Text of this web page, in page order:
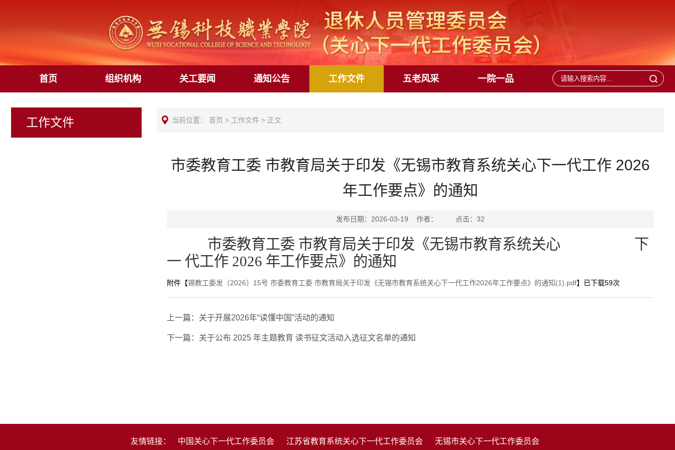
首页 组织机构 关工要闻 通知公告 工作文件 五老风采 一院一品
工作文件 当前位置： 首页 > 工作文件 > 正文
市委教育工委 市教育局关于印发《无锡市教育系统关心下一代工作 2026
年工作要点》的通知
发布日期：2026-03-19 作者： 点击： 32
市委教育工委 市教育局关于印发 《无锡市教育系统关心 下
一 代工作 2026 年工作要点》 的通知
附件【锡教工委发〔2026〕15号 市委教育工委 市教育局关于印发《无锡市教育系统关心下一代工作2026年工作要点》的通知(1).pdf】已下载59次
上一篇： 关于开展2026年“读懂中国”活动的通知
下一篇： 关于公布 2025 年主题教育 读书征文活动入选征文名单的通知
友情链接： 中国关心下一代工作委员会 江苏省教育系统关心下一代工作委员会 无锡市关心下一代工作委员会